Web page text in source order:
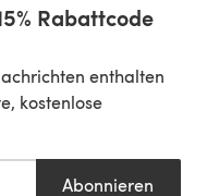
Rabattcode
enthalten
kostenlose
Abonnieren